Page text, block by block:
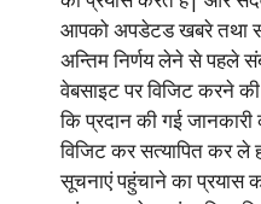
आपको अपडेटड खबरे तथा
अन्तिम निर्णय लेने से पहले
वेबसाइट पर विजिट करने
कि प्रदान की गई
विजिट कर सत्यापित कर
सूचनाएं पहुंचाने का प्रयास